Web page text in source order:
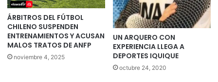
ÁRBITROS DEL FÚTBOL
CHILENO SUSPENDEN
ENTRENAMIENTOS Y ACUSAN
MALOS TRATOS DE ANFP
noviembre 4, 2025
UN ARQUERO CON
EXPERIENCIA LLEGA A
DEPORTES IQUIQUE
octubre 24, 2020